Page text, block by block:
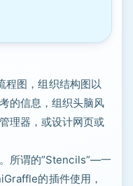
程图，组织结构图以
的信息，组织头脑风
理器，或设计网页或
所谓的”Stencils”—一
的插件使用，